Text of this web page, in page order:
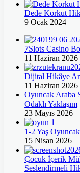
Dede Korkut
9 Ocak 2024
7Slots Casino
11 Haziran 2026
Dijital Hikâye
11 Haziran 2026
Oyuncak Araba
Odaklı Yaklaşım
23 Mayıs 2026
1-2 Yaş
15 Nisan 2026
Çocuk İçerik
Seslendirmeli